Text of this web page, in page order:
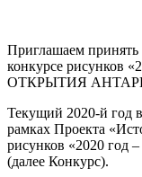
Приглашаем
конкурсе рисунков
ОТКРЫТИЯ
Текущий 2020-й год
рамках Проекта
рисунков «2020 год
(далее Конкурс).